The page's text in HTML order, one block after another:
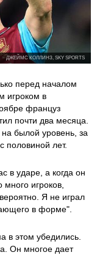
ДЖЕЙМС КОЛЛИНЗ, SKY SPORTS
перед началом
игроком в
француз
почти два месяца.
былой уровень, за
половиной лет.
в ударе, а когда он
много игроков,
Я не играл
в форме".
в этом убедились.
Он многое дает